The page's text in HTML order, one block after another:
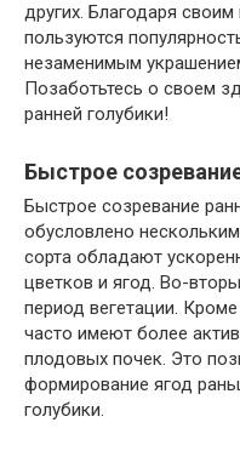
других. Благодаря
пользуются
незаменимым
Позаботьтесь о своем
ранней голубики!
Быстрое
Быстрое созревание
обусловлено
сорта обладают
цветков и ягод. Во-
период вегетации.
часто имеют более
плодовых почек. Это
формирование ягод
голубики.